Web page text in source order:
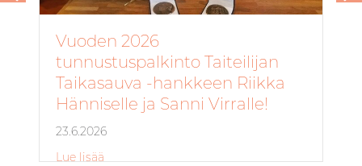
Vuoden 2026
tunnustuspalkinto Taiteilijan
Taikasauva -hankkeen Riikka
Hänniselle ja Sanni Virralle!
23.6.2026
Lue lisää